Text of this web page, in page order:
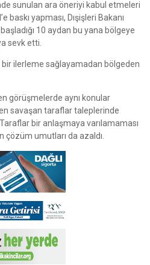
sunulan ara öneriyi kabul etmeleri
baskı yapması, Dışişleri Bakanı
10 aydan bu yana bölgeye
sevk etti.
ilerleme sağlayamadan bölgeden
görüşmelerde aynı konular
savaşan taraflar taleplerinde
bir anlaşmaya varılamaması
umutları da azaldı.